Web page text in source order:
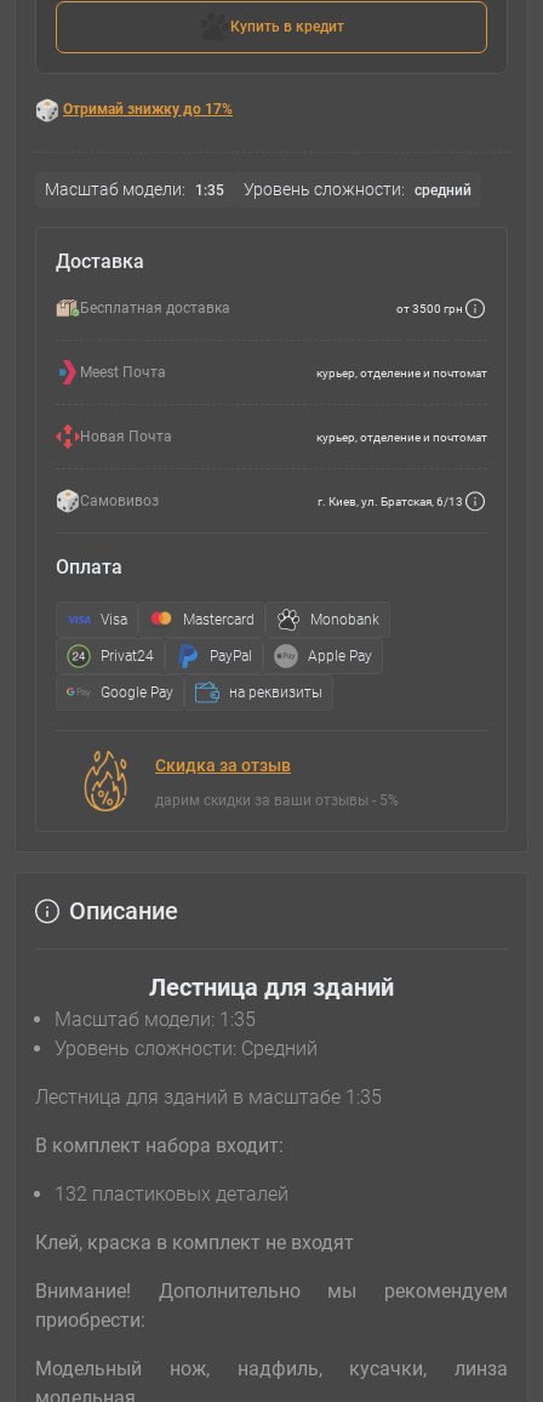
Купить в кредит
Отримай знижку до 17%
Масштаб модели: 1:35 Уровень сложности: cредний
Доставка
Бесплатная доставка от 3500 грн
Meest Почта курьер, отделение и почтомат
Новая Почта курьер, отделение и почтомат
Самовивоз г. Киев, ул. Братская, 6/13
Оплата
Visa Mastercard Monobank
Privat24 PayPal Apple Pay
Google Pay на реквизиты
Скидка за отзыв
дарим скидки за ваши отзывы - 5%
Описание
Лестница для зданий
Масштаб модели: 1:35
Уровень сложности: Cредний
Лестница для зданий в масштабе 1:35
В комплект набора входит:
132 пластиковых деталей
Клей, краска в комплект не входят
Внимание! Дополнительно мы рекомендуем
приобрести:
Модельный нож, надфиль, кусачки, линза